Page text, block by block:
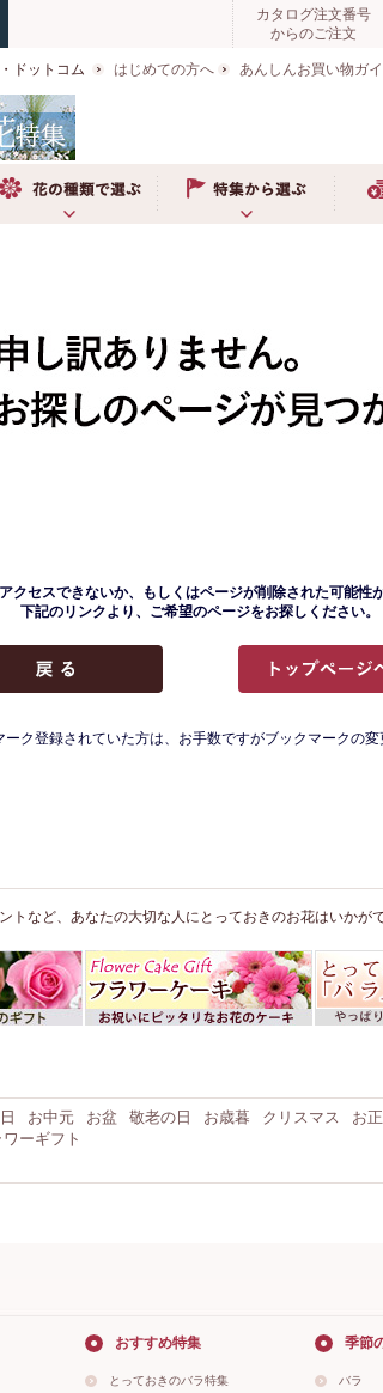
カタログ注文番号
からのご注文
ドットコム はじめての方へ あんしんお買い物ガ
クセスできないか、もしくはページが削除された可能性
下記のリンクより、ご希望のページをお探しください。
ク登録されていた方は、お手数ですがブックマークの変
トなど、あなたの大切な人にとっておきのお花はいかが
お中元 お盆 敬老の日 お歳暮 クリスマス お正
ーギフト
おすすめ特集
とっておきのバラ特集
季節
バラ